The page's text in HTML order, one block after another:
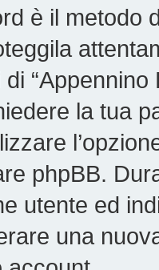
è il metodo
la tua
phpBB.
utente ed
una